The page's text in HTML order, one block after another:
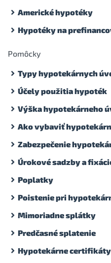
Americké hypotéky
Hypotéky na
Pomôcky
Typy hypotekárnych
Účely použitia hypoték
Výška hypotekárneho
Ako vybaviť
Zabezpečenie
Úrokové sadzby a
Poplatky
Poistenie pri
Mimoriadne splátky
Predčasné splatenie
Hypotekárne certifikáty